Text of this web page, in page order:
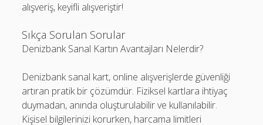
alışveriş, keyifli alışveriştir!
Sıkça Sorulan Sorular
Denizbank Sanal Kartın Avantajları Nelerdir?
Denizbank sanal kart, online alışverişlerde güvenliği
artıran pratik bir çözümdür. Fiziksel kartlara ihtiyaç
duymadan, anında oluşturulabilir ve kullanılabilir.
Kişisel bilgilerinizi korurken, harcama limitleri